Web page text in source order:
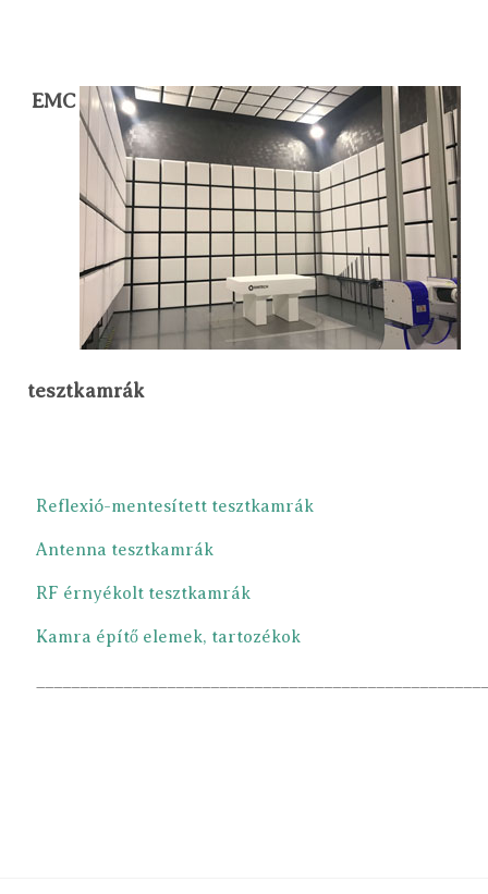
EMC
tesztkamrák
Reflexió-mentesített tesztkamrák
Antenna tesztkamrák
RF érnyékolt tesztkamrák
Kamra építő elemek, tartozékok